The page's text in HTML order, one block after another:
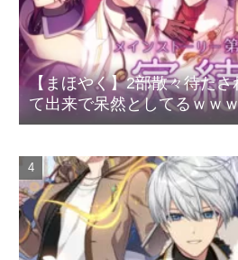
【まほやく】2部散々待た
て出来で呆然としてるｗｗｗ